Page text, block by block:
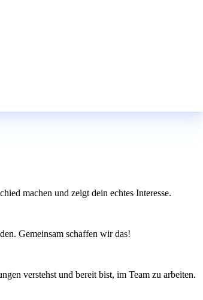
machen und zeigt dein echtes Interesse.
Gemeinsam schaffen wir das!
verstehst und bereit bist, im Team zu arbeiten.